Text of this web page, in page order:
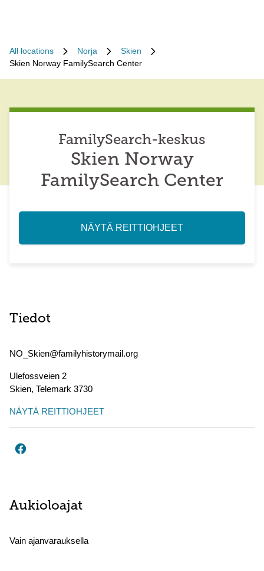
All locations Norja
Skien
Skien Norway FamilySearch Center
FamilySearch-keskus
Skien Norway
FamilySearch Center
NÄYTÄ REITTIOHJEET
Tiedot
NO_Skien@familyhistorymail.org
Ulefossveien 2
Skien, Telemark 3730
NÄYTÄ REITTIOHJEET
Aukioloajat
Vain ajanvarauksella